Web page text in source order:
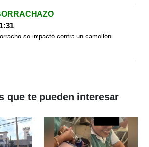
se impactó contra un camellón
que te pueden interesar